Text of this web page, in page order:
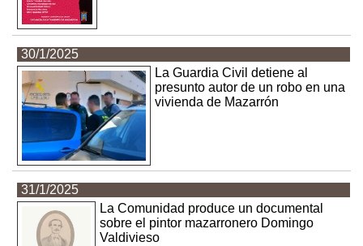
30/1/2025
La Guardia Civil detiene al
presunto autor de un robo en una
vivienda de Mazarrón
31/1/2025
La Comunidad produce un documental
sobre el pintor mazarronero Domingo
Valdivieso